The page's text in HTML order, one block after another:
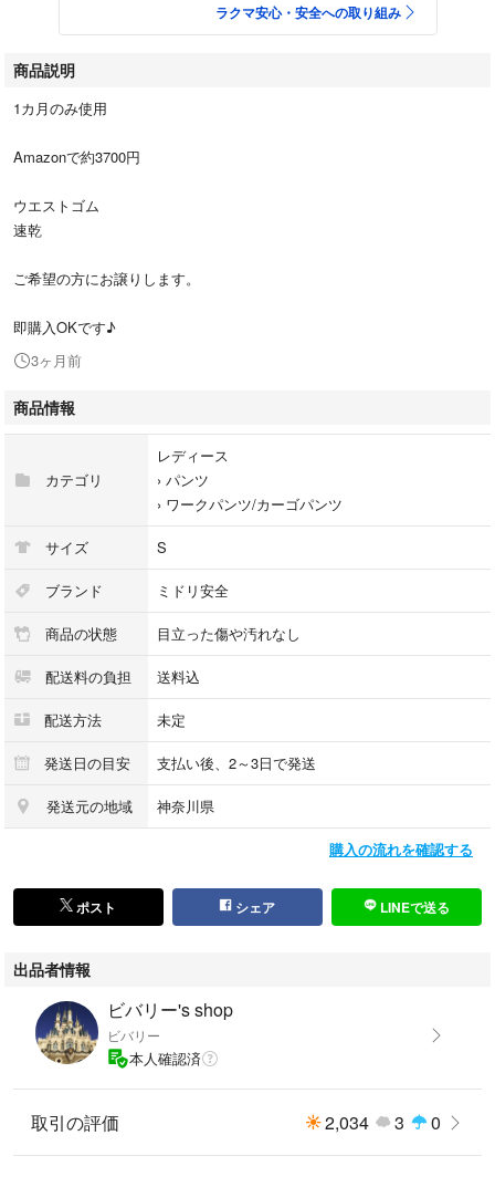
ラクマ安心・安全への取り組み
商品説明
1カ月のみ使用
Amazonで約3700円
ウエストゴム
速乾
ご希望の方にお譲りします。
即購入OKです♪
3ヶ月前
商品情報
カテゴリ
レディース
› パンツ
› ワークパンツ/カーゴパンツ
サイズ S
ブランド ミドリ安全
商品の状態 目立った傷や汚れなし
配送料の負担 送料込
配送方法 未定
発送日の目安 支払い後、2～3日で発送
発送元の地域 神奈川県
購入の流れを確認する
ポスト シェア LINEで送る
出品者情報
ビバリー's shop
ビバリー
本人確認済
取引の評価 2,034 3 0